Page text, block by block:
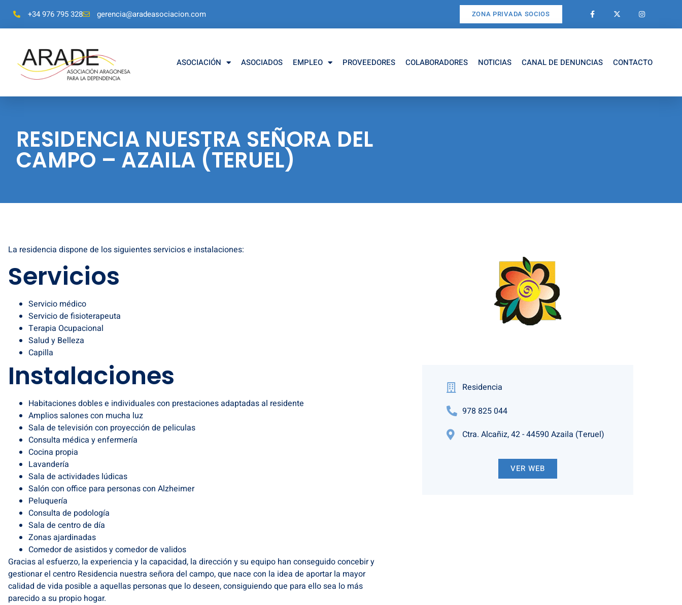
+34 976 795 328 gerencia@aradeasociacion.com ZONA PRIVADA SOCIOS
ASOCIACIÓN ASOCIADOS EMPLEO PROVEEDORES COLABORADORES NOTICIAS CANAL DE DENUNCIAS CONTACTO
RESIDENCIA NUESTRA SEÑORA DEL
CAMPO – AZAILA (TERUEL)
La residencia dispone de los siguientes servicios e instalaciones:
Servicios
Servicio médico
Servicio de fisioterapeuta
Terapia Ocupacional
Salud y Belleza
Capilla
Instalaciones
Habitaciones dobles e individuales con prestaciones adaptadas al residente
Amplios salones con mucha luz
Sala de televisión con proyección de peliculas
Consulta médica y enfermería
Cocina propia
Lavandería
Sala de actividades lúdicas
Salón con office para personas con Alzheimer
Peluquería
Consulta de podología
Sala de centro de día
Zonas ajardinadas
Comedor de asistidos y comedor de validos
Gracias al esfuerzo, la experiencia y la capacidad, la dirección y su equipo han conseguido concebir y
gestionar el centro Residencia nuestra señora del campo, que nace con la idea de aportar la mayor
calidad de vida posible a aquellas personas que lo deseen, consiguiendo que para ello sea lo más
parecido a su propio hogar.
Residencia
978 825 044
Ctra. Alcañiz, 42 - 44590 Azaila (Teruel)
VER WEB